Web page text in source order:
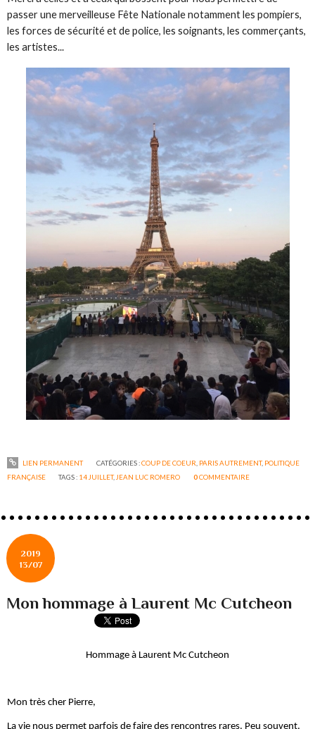
passer une merveilleuse Fête Nationale notamment les pompiers,
les forces de sécurité et de police, les soignants, les commerçants,
les artistes...
LIEN PERMANENT CATÉGORIES :COUP DE COEUR PARIS AUTREMENT, POLITIQUE
FRANÇAISE
TAGS : 14 JUILLET, JEAN LUC ROMERO 0COMMENTAIRE
2019
13/07
Mon hommage à Laurent Mc Cutcheon
Hommage à Laurent Mc Cutcheon
Mon très cher Pierre,
La vie nous permet parfois de faire des rencontres rares. Peu souvent.